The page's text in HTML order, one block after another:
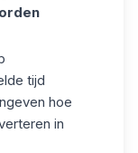
tijd
hoe
in